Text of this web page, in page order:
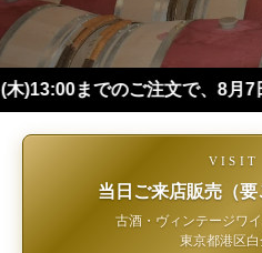
注文で、8月7日（金）に
VISIT
当日ご来店販売（
古酒・ヴィンテージワ
東京都港区